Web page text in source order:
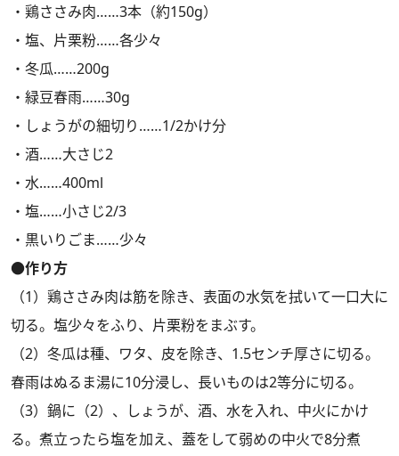
・鶏ささみ肉……3本（約150g）
・塩、片栗粉……各少々
・冬瓜……200g
・緑豆春雨……30g
・しょうがの細切り……1/2かけ分
・酒……大さじ2
・水……400ml
・塩……小さじ2/3
・黒いりごま……少々
●作り方
（1）鶏ささみ肉は筋を除き、表面の水気を拭いて一口大に
切る。塩少々をふり、片栗粉をまぶす。
（2）冬瓜は種、ワタ、皮を除き、1.5センチ厚さに切る。
春雨はぬるま湯に10分浸し、長いものは2等分に切る。
（3）鍋に（2）、しょうが、酒、水を入れ、中火にかけ
る。煮立ったら塩を加え、蓋をして弱めの中火で8分煮